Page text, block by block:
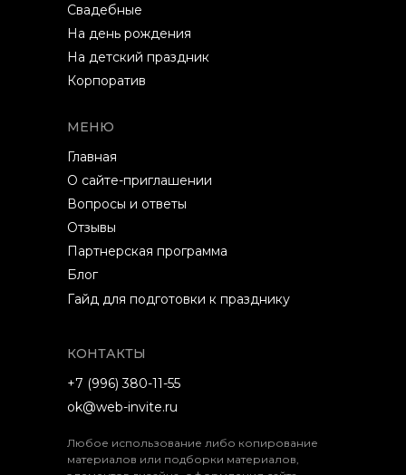
Любое использование либо копирование
материалов или подборки материалов,
+7 (996) 380-11-55
Главная
Свадебные
На день рождения
Корпоратив
О сайте-приглашении
Вопросы и ответы
Отзывы
Партнерская программа
Гайд для подготовки к празднику
Блог
ok@web-invite.ru
МЕНЮ
КОНТАКТЫ
На детский праздник